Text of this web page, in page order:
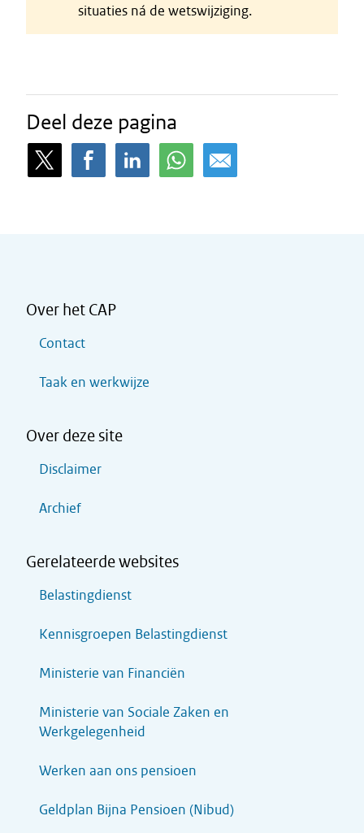
situaties ná de wetswijziging.
Deel deze pagina
Over het CAP
Contact
Taak en werkwijze
Over deze site
Disclaimer
Archief
Gerelateerde websites
Belastingdienst
Kennisgroepen Belastingdienst
Ministerie van Financiën
Ministerie van Sociale Zaken en
Werkgelegenheid
Werken aan ons pensioen
Geldplan Bijna Pensioen (Nibud)